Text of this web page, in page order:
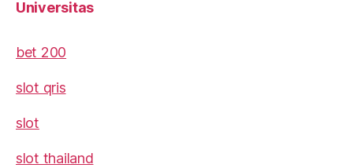
Universitas
bet 200
slot qris
slot
slot thailand